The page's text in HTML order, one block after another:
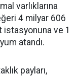
varlıklarına
4 milyar 606
istasyonuna ve 1
atandı.
payları,